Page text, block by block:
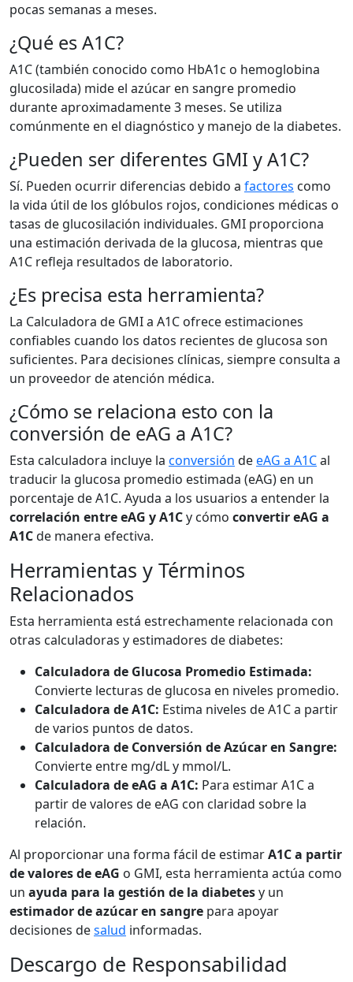
pocas semanas a meses.
¿Qué es A1C?
A1C (también conocido como HbA1c o hemoglobina
glucosilada) mide el azúcar en sangre promedio
durante aproximadamente 3 meses. Se utiliza
comúnmente en el diagnóstico y manejo de la diabetes.
¿Pueden ser diferentes GMI y A1C?
Sí. Pueden ocurrir diferencias debido a factores como
la vida útil de los glóbulos rojos, condiciones médicas o
tasas de glucosilación individuales. GMI proporciona
una estimación derivada de la glucosa, mientras que
A1C refleja resultados de laboratorio.
¿Es precisa esta herramienta?
La Calculadora de GMI a A1C ofrece estimaciones
confiables cuando los datos recientes de glucosa son
suficientes. Para decisiones clínicas, siempre consulta a
un proveedor de atención médica.
¿Cómo se relaciona esto con la
conversión de eAG a A1C?
Esta calculadora incluye la conversión deeAG a A1Cal
traducir la glucosa promedio estimada (eAG) en un
porcentaje de A1C. Ayuda a los usuarios a entender la
correlación entre eAG y A1Cy cómo convertir eAG a
A1Cde manera efectiva.
Herramientas y Términos
Relacionados
Esta herramienta está estrechamente relacionada con
otras calculadoras y estimadores de diabetes:
Calculadora de Glucosa Promedio Estimada:
Convierte lecturas de glucosa en niveles promedio.
Calculadora de A1C: Estima niveles de A1C a partir
de varios puntos de datos.
Calculadora de Conversión de Azúcar en Sangre:
Convierte entre mg/dL y mmol/L.
Calculadora de eAG a A1C: Para estimar A1C a
partir de valores de eAG con claridad sobre la
relación.
Al proporcionar una forma fácil de estimarA1C a partir
de valores de eAG o GMI, esta herramienta actúa como
un ayuda para la gestión de la diabetesy un
estimador de azúcar en sangre para apoyar
decisiones desalud informadas.
Descargo de Responsabilidad